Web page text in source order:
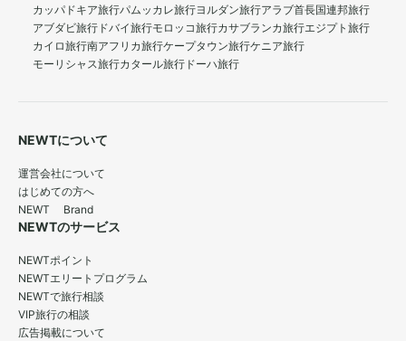
カッパドキア旅行パムッカレ旅行ヨルダン旅行アラブ首長国連邦旅行
アブダビ旅行 ドバイ旅行モロッコ旅行カサブランカ旅行エジプト旅行
カイロ旅行南アフリカ旅行ケープタウン旅行ケニア旅行
モーリシャス旅行カタール旅行 ドーハ旅行
NEWTについて
運営会社について
はじめての方へ
NEWT Brand
NEWTのサービス
NEWTポイント
NEWTエリートプログラム
NEWTで旅行相談
VIP旅行の相談
広告掲載について